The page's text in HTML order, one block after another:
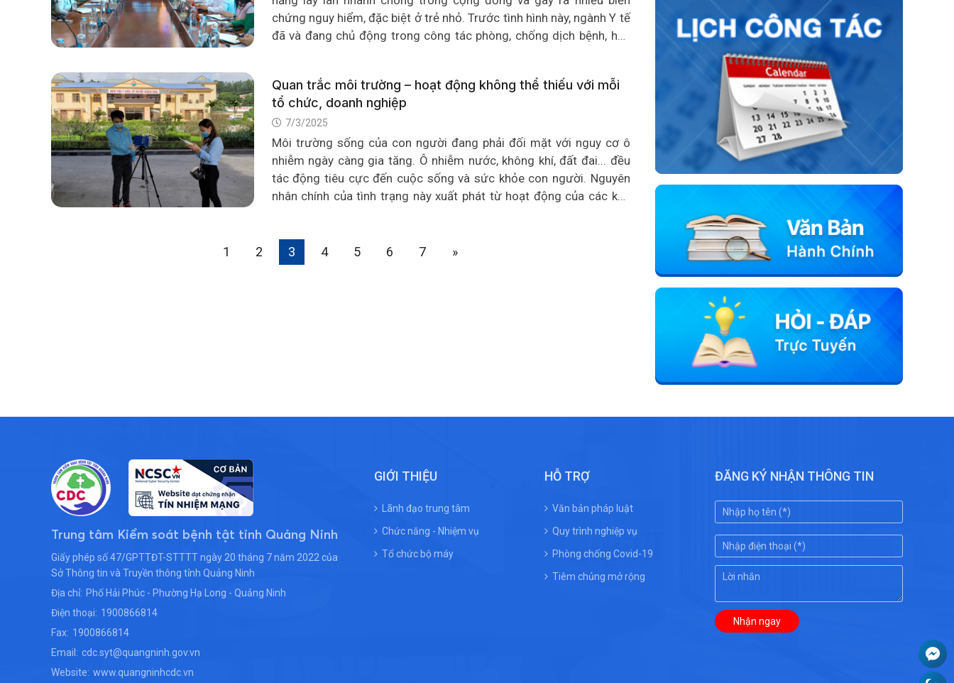
chứng nguy hiểm, đặc biệt ở trẻ nhỏ. Trước tình hình này, ngành Y tế
đã và đang chủ động trong công tác phòng, chống dịch bệnh, hạn
Quan trắc môi trường – hoạt động không thể thiếu với mỗi
tổ chức, doanh nghiệp
7/3/2025
Môi trường sống của con người đang phải đối mặt với nguy cơ ô
nhiễm ngày càng gia tăng. Ô nhiễm nước, không khí, đất đai... đều
tác động tiêu cực đến cuộc sống và sức khỏe con người. Nguyên
nhân chính của tình trạng này xuất phát từ hoạt động của các khu
1 2 3 4 5 6 7 »
Trung tâm Kiểm soát bệnh tật tỉnh Quảng Ninh
Giấy phép số 47/GPTTĐT-STTTT ngày 20 tháng 7 năm 2022 của
Sở Thông tin và Truyền thông tỉnh Quảng Ninh
Địa chỉ: Phố Hải Phúc - Phường Hạ Long - Quảng Ninh
Điện thoại: 1900866814
Fax: 1900866814
Email: cdc.syt@quangninh.gov.vn
Website: www.quangninhcdc.vn
GIỚI THIỆU
Lãnh đạo trung tâm
Chức năng - Nhiệm vụ
Tổ chức bộ máy
HỖ TRỢ
Văn bản pháp luật
Quy trình nghiệp vụ
Phòng chống Covid-19
Tiêm chủng mở rộng
ĐĂNG KÝ NHẬN THÔNG TIN